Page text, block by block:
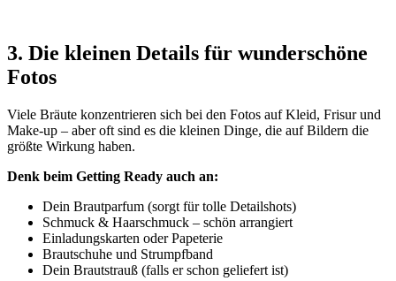
3. Die kleinen Details für wunderschöne
Fotos
Viele Bräute konzentrieren sich bei den Fotos auf Kleid, Frisur und
Make-up – aber oft sind es die kleinen Dinge, die auf Bildern die
größte Wirkung haben.
Denk beim Getting Ready auch an:
Dein Brautparfum (sorgt für tolle Detailshots)
Schmuck & Haarschmuck – schön arrangiert
Einladungskarten oder Papeterie
Brautschuhe und Strumpfband
Dein Brautstrauß (falls er schon geliefert ist)